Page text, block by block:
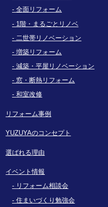
全面リフォーム
1階・まるごとリノベ
二世帯リノベーション
増築リフォーム
減築・平屋リノベーション
窓・断熱リフォーム
和室改修
リフォーム事例
YUZUYAのコンセプト
選ばれる理由
イベント情報
リフォーム相談会
住まいづくり勉強会